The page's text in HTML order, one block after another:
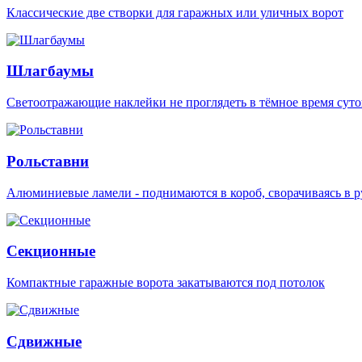
Классические две створки для гаражных или уличных ворот
Шлагбаумы
Светоотражающие наклейки не проглядеть в тёмное время
Рольставни
Алюминиевые ламели - поднимаются в короб, сворачиваясь в
Секционные
Компактные гаражные ворота закатываются под потолок
Сдвижные